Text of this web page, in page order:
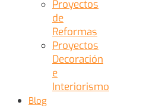
Proyectos
de
Reformas
Proyectos
Decoración
e
Interiorismo
Blog